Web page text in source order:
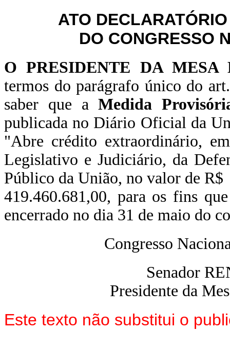
ATO
DO CONGRESSO
O PRESIDENTE DA
termos do parágrafo único do
saber que aMedida
publicada no Diário Oficial da
"Abre crédito extraordinário,
Legislativo e Judiciário, da
Público da União, no valor de R$
419.460.681,00, para os fins
encerrado no dia 31 de maio do
Congresso
Senador
Presidente da
Este texto não substitui o